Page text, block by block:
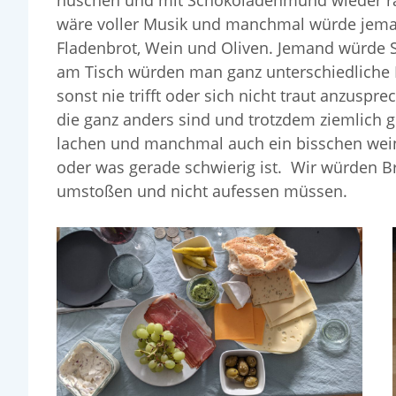
wäre voller Musik und manchmal würde
Fladenbrot, Wein und Oliven. Jemand
am Tisch würden man ganz
sonst nie trifft oder sich nicht traut
die ganz anders sind und trotzdem ziemlich
lachen und manchmal auch ein bisschen
oder was gerade schwierig ist. Wir würden
umstoßen und nicht aufessen müssen.